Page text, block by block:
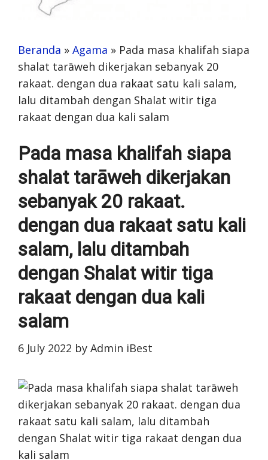
Beranda » Agama » Pada masa khalifah siapa
shalat tarāweh dikerjakan sebanyak 20
rakaat. dengan dua rakaat satu kali salam,
lalu ditambah dengan Shalat witir tiga
rakaat dengan dua kali salam
Pada masa khalifah siapa
shalat tarāweh dikerjakan
sebanyak 20 rakaat.
dengan dua rakaat satu kali
salam, lalu ditambah
dengan Shalat witir tiga
rakaat dengan dua kali
salam
6 July 2022 by Admin iBest